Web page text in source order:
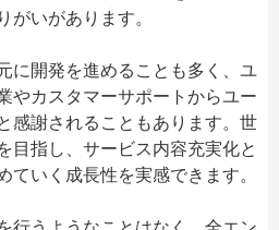
がいがあります。
に開発を進めることも多く、ユ
やカスタマーサポートからユー
感謝されることもあります。世
目指し、サービス内容充実化と
ていく成長性を実感できます。